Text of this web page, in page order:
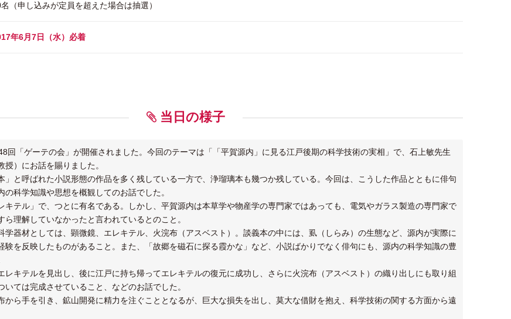
（申し込みが定員を超えた場合は抽選）
年6月7日（水）必着
当日の様子
回「ゲーテの会」が開催されました。今回のテーマは「「平賀源内」に見る江戸後期の科学技術の実相」で、石上敏先生
授）にお話を賜りました。
」と呼ばれた小説形態の作品を多く残している一方で、浄瑠璃本も幾つか残している。今回は、こうした作品とともに俳句
の科学知識や思想を概観してのお話でした。
キテル」で、つとに有名である。しかし、平賀源内は本草学や物産学の専門家ではあっても、電気やガラス製造の専門家で
ら理解していなかったと言われているとのこと。
学器材としては、顕微鏡、エレキテル、火浣布（アスベスト）。談義本の中には、虱（しらみ）の生態など、源内が実際に
験を反映したものがあること。また、「故郷を磁石に探る霞かな」など、小説ばかりでなく俳句にも、源内の科学知識の豊
レキテルを見出し、後に江戸に持ち帰ってエレキテルの復元に成功し、さらに火浣布（アスベスト）の織り出しにも取り組
いては完成させていること、などのお話でした。
から手を引き、鉱山開発に精力を注ぐこととなるが、巨大な損失を出し、莫大な借財を抱え、科学技術の関する方面から遠